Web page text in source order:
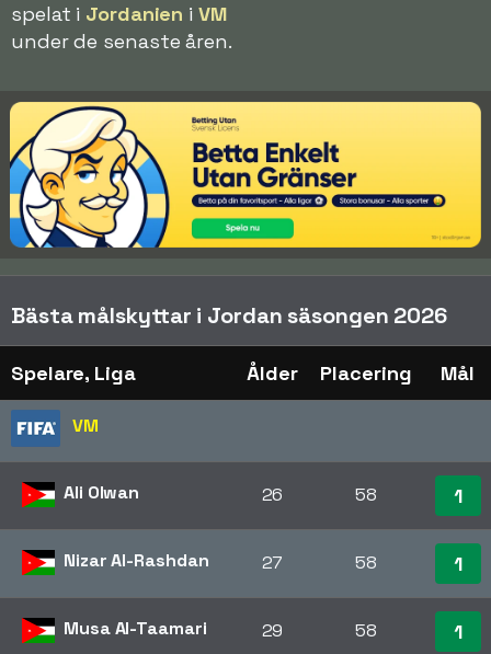
spelat i Jordanien i VM
under de senaste åren.
Bästa målskyttar i Jordan säsongen 2026
Spelare, Liga Ålder Placering Mål
VM
Ali Olwan 26 58 1
Nizar Al-Rashdan 27 58 1
Musa Al-Taamari 29 58 1